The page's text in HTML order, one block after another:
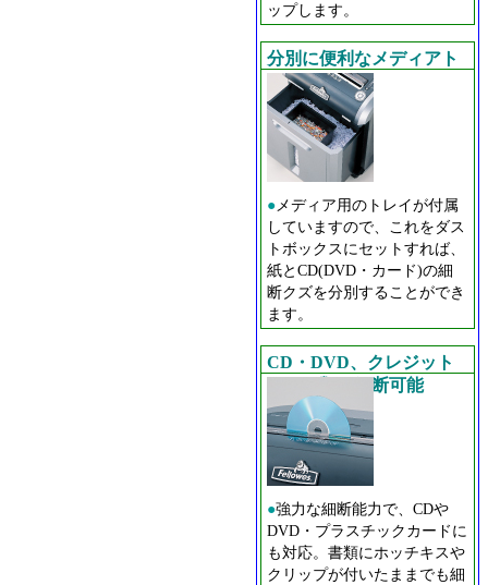
ップします。
分別に便利なメディアト
レイ
● メディア用のトレイが付属
していますので、これをダス
トボックスにセットすれば、
紙とCD(DVD・カード)の細
断クズを分別することができ
ます。
CD・DVD、クレジット
カード類も細断可能
●強力な細断能力で、CDや
DVD・プラスチックカードに
も対応。書類にホッチキスや
クリップが付いたままでも細